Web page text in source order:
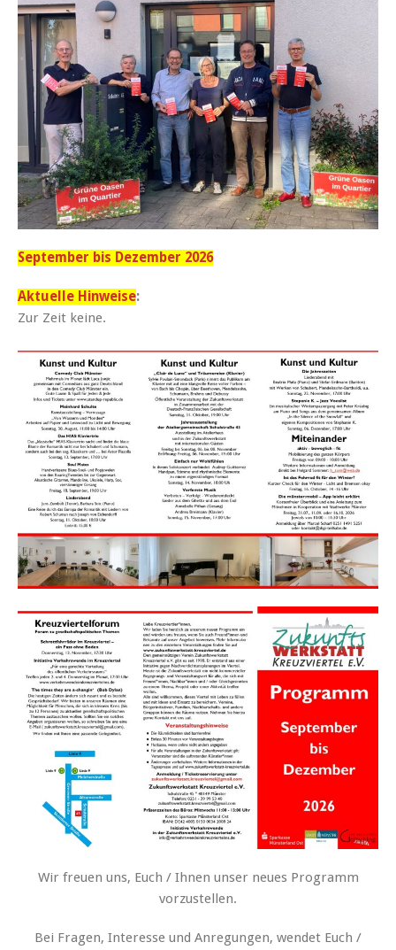
September bis Dezember 2026
Aktuelle Hinweise:
Zur Zeit keine.
Wir freuen uns, Euch / Ihnen unser neues Programm
vorzustellen.
Bei Fragen, Interesse und Anregungen, wendet Euch /